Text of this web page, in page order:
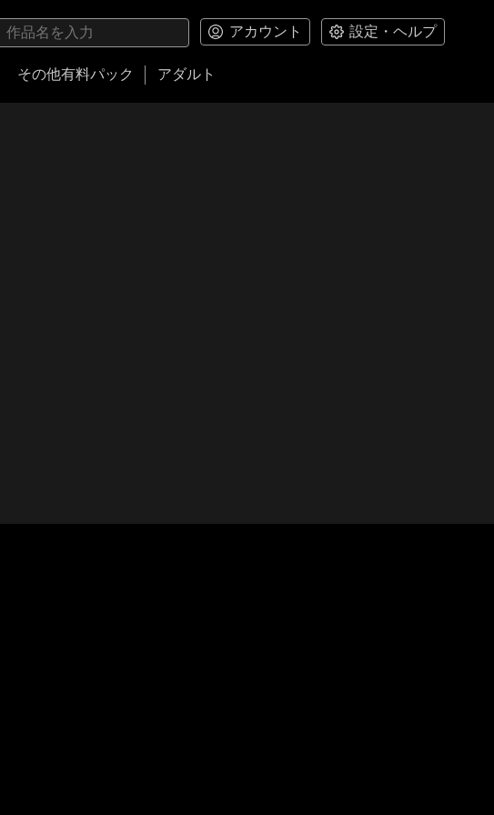
アカウント 設定・ヘルプ
その他有料パック アダルト